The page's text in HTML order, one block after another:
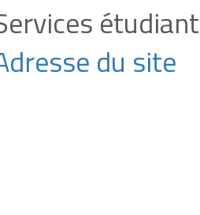
étudiant
du site